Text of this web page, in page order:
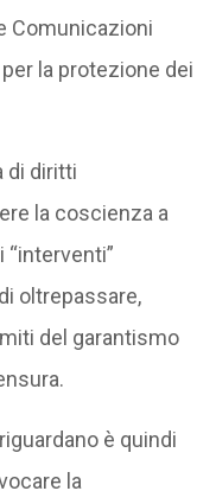
Comunicazioni
per la protezione dei
di diritti
la coscienza a
oltrepassare,
del garantismo
è quindi
la